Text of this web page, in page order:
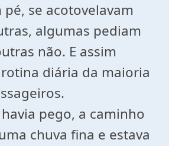
pé, se acotovelavam
algumas pediam
não. E assim
diária da maioria
pego, a caminho
chuva fina e estava